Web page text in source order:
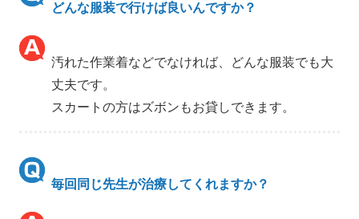
どんな服装で行けば良いんですか？
汚れた作業着などでなければ、どんな服装でも大
丈夫です。
スカートの方はズボンもお貸しできます。
毎回同じ先生が治療してくれますか？